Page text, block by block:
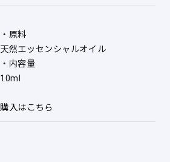
・原料
天然エッセンシャルオイル
・内容量
10ml
購入はこちら